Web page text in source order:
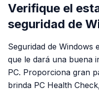
Verifique el
seguridad de
Seguridad de Windows
que le dará una buena
PC. Proporciona gran
brinda PC Health